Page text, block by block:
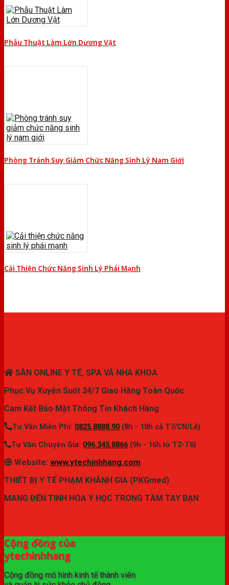
Phẫu Thuật Làm Lớn Dương Vật
Phòng Tránh Suy Giảm Chức Năng Sinh Lý Nam Giới
Cải Thiện Chức Năng Sinh Lý Phái Mạnh
SÀN ONLINE Y TẾ, SPA VÀ NHA KHOA
Phục Vụ Xuyên Suốt 24/7 Giao Hàng Toàn Quốc
Cam Kết Bảo Mật Thông Tin Khách Hàng
Tư Vấn Miễn Phí: 0825.8888.90 (8h - 18h cả T7/CN/Lễ)
Tư Vấn Chuyên Gia: 096.345.8866 (9h - 16h từ T2-T6)
Website: www.ytechinhhang.com
THIẾT BỊ Y TẾ PHẠM KHÁNH GIA (PKGmed)
MANG ĐẾN TINH HOA Y HỌC TRONG TẦM TAY BẠN
Cộng đồng của
ytechinhhang
Cộng đồng mô hình kinh tế thành viên